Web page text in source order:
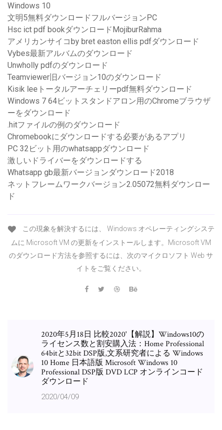
Windows 10
文明5無料ダウンロードフルバージョンPC
Hsc ict pdf bookダウンロードMojiburRahma
アメリカンサイコby bret easton ellis pdfダウンロード
Vybes最新アルバムのダウンロード
Unwholly pdfのダウンロード
Teamviewer旧バージョン10のダウンロード
Kisik leeトータルアーチェリーpdf無料ダウンロード
Windows 7 64ビットスタンドアロン用のChromeブラウザ
ーをダウンロード
.hitファイルの例のダウンロード
Chromebookにダウンロードする必要があるアプリ
PC 32ビット用のwhatsappダウンロード
激しいドライバーをダウンロードする
Whatsapp gb最新バージョンダウンロード2018
ネットフレームワークバージョン2.05072無料ダウンロー
ド
この現象を解決するには、 Windows オペレーティングシステ
ムに Microsoft VM の更新をインストールします。Microsoft VM
のダウンロード方法を参照するには、次のマイクロソフト Web サ
イトをご覧ください。
2020年5月18日 比較2020'【解説】Windows10の
ライセンス数と割安購入法：Home Professional
64bitと32bit DSP版,文系研究者による Windows
10 Home 日本語版 Microsoft Windows 10
Professional DSP版 DVD LCP オンラインコード
ダウンロード
2020/04/09